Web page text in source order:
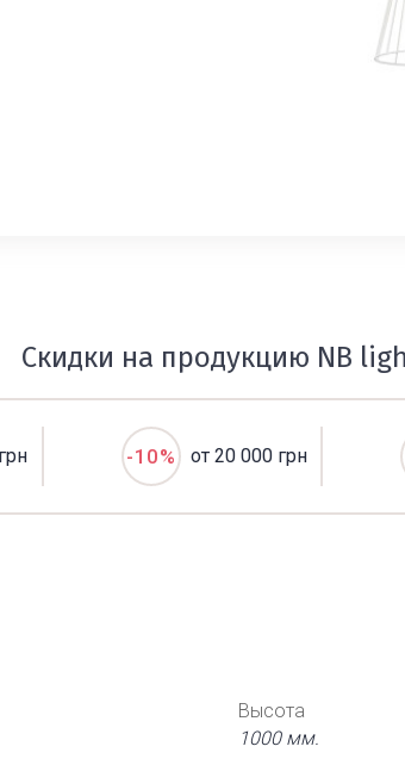
Скидки на продукцию NB
-10% от 20 000 грн
Высота
1000 мм.